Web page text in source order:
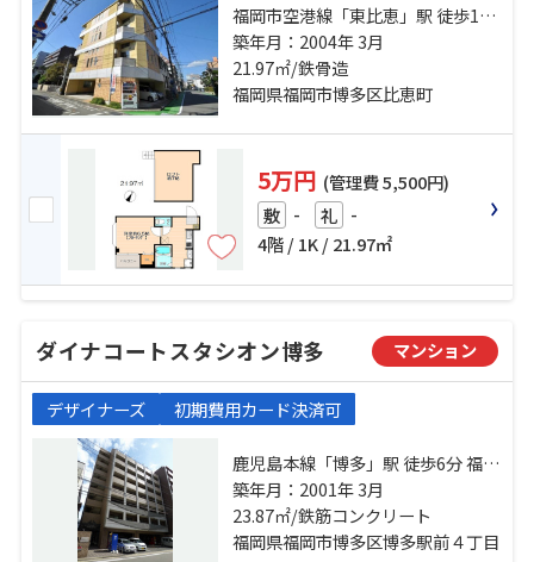
福岡市空港線「東比恵」駅 徒歩10
分 鹿児島本線「博多」駅 徒歩14分
鹿児島本線「竹下」駅 徒歩29分
築年月：2004年 3月
21.97㎡/鉄骨造
福岡県福岡市博多区比恵町
5万円 (管理費 5,500円)
敷 - 礼 -
4階 / 1K / 21.97㎡
ダイナコートスタシオン博多 マンション
デザイナーズ 初期費用カード決済可
鹿児島本線「博多」駅 徒歩6分 福岡
市空港線「祇園」駅 徒歩15分 福岡
市空港線「東比恵」駅 徒歩22分
築年月：2001年 3月
23.87㎡/鉄筋コンクリート
福岡県福岡市博多区博多駅前４丁目